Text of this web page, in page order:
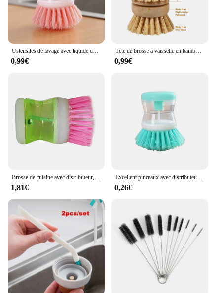
Ustensiles de lavage avec liquide de lavage, pot de lavage de cuisine, brosse à vaisselle, distributeur Regina, accessoires ménagers pour livres, document aléatoire
0,99€
Tête de brosse à vaisselle en bambou, poils doux en sisal, lavage naturel de la vaisselle, épurateur de vaisselle en bois de cuisine, brosse à livres, 1.89 × 1,57 po
0,99€
Brosse de cuisine avec distributeur, Pot de lavage, vaisselle, remplissage de liquide par pression, ne nuit pas à la poêle, nettoyage automatique
1,81€
Excellent pinceaux avec distributeur de liquide vaisselle Regina, gadget de cuisine pour documents aléatoires
0,26€